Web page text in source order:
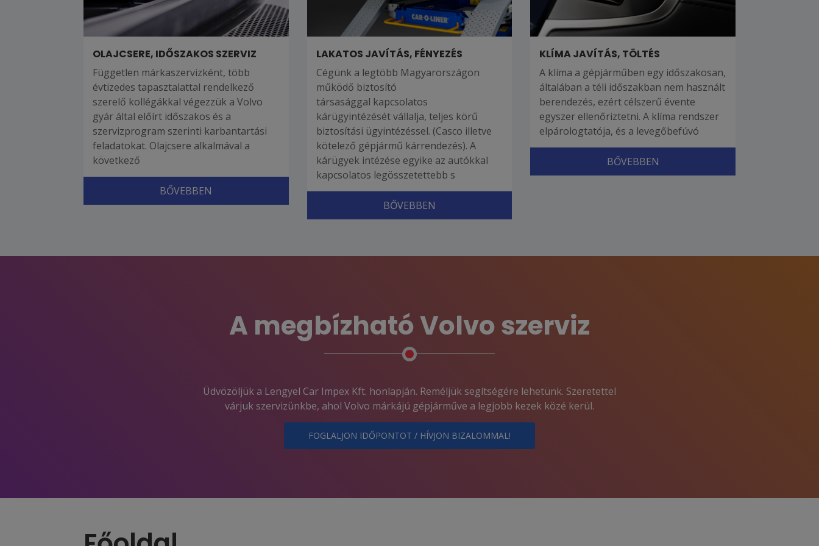
OLAJCSERE, IDŐSZAKOS SZERVIZ
Független márkaszervizként, több
évtizedes tapasztalattal rendelkező
szerelő kollégákkal végezzük a Volvo
gyár által előírt időszakos és a
szervizprogram szerinti karbantartási
feladatokat. Olajcsere alkalmával a
következő
BŐVEBBEN
LAKATOS JAVÍTÁS, FÉNYEZÉS
Cégünk a legtöbb Magyarországon
működő biztosító
társasággal kapcsolatos
kárügyintézését vállalja, teljes körű
biztosítási ügyintézéssel. (Casco illetve
kötelező gépjármű kárrendezés). A
kárügyek intézése egyike az autókkal
kapcsolatos legösszetettebb s
BŐVEBBEN
KLÍMA JAVÍTÁS, TÖLTÉS
A klíma a gépjárműben egy időszakosan,
általában a téli időszakban nem használt
berendezés, ezért célszerű évente
egyszer ellenőriztetni. A klíma rendszer
elpárologtatója, és a levegőbefúvó
BŐVEBBEN
A megbízható Volvo szerviz
Üdvözöljük a Lengyel Car Impex Kft. honlapján. Reméljük segítségére lehetünk. Szeretettel
várjuk szervizünkbe, ahol Volvo márkájú gépjárműve a legjobb kezek közé kerül.
FOGLALJON IDŐPONTOT / HÍVJON BIZALOMMAL!